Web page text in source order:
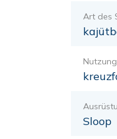
Art des
Sloop